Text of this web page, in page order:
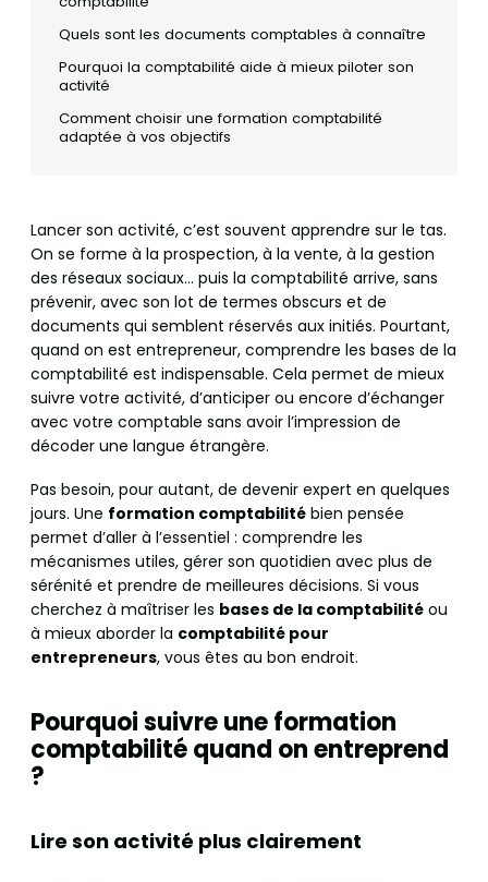
Quels sont les documents comptables à connaître
Pourquoi la comptabilité aide à mieux piloter son
activité
Comment choisir une formation comptabilité
adaptée à vos objectifs
Lancer son activité, c’est souvent apprendre sur le tas.
On se forme à la prospection, à la vente, à la gestion
des réseaux sociaux… puis la comptabilité arrive, sans
prévenir, avec son lot de termes obscurs et de
documents qui semblent réservés aux initiés. Pourtant,
quand on est entrepreneur, comprendre les bases de la
comptabilité est indispensable. Cela permet de mieux
suivre votre activité, d’anticiper ou encore d’échanger
avec votre comptable sans avoir l’impression de
décoder une langue étrangère.
Pas besoin, pour autant, de devenir expert en quelques
jours. Une formation comptabilité bien pensée
permet d’aller à l’essentiel : comprendre les
mécanismes utiles, gérer son quotidien avec plus de
sérénité et prendre de meilleures décisions. Si vous
cherchez à maîtriser les bases de la comptabilité ou
à mieux aborder la comptabilité pour
entrepreneurs, vous êtes au bon endroit.
Pourquoi suivre une formation
comptabilité quand on entreprend
?
Lire son activité plus clairement